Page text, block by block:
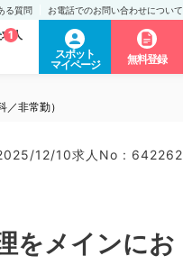
る質問 お電話でのお問い合わせについて
人
1
スポット
マイページ
無料登録
非常勤）
12/10求人No : 642262
をメインにお